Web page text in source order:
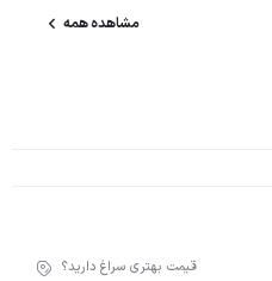
مشاهده همه
قیمت بهتری سراغ دارید؟